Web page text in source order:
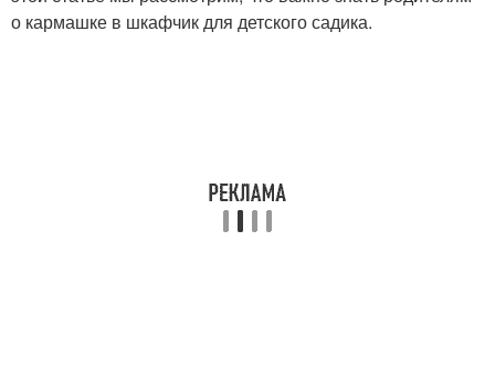
о кармашке в шкафчик для детского садика.